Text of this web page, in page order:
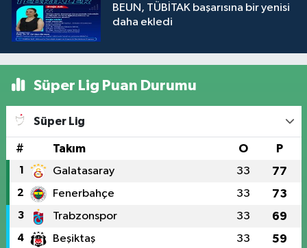
BEUN, TÜBİTAK başarısına bir yenisi
daha ekledi
Süper Lig Puan Durumu
Süper Lig
# Takım O P
1 Galatasaray 33 77
2 Fenerbahçe 33 73
3 Trabzonspor 33 69
4 Beşiktaş 33 59